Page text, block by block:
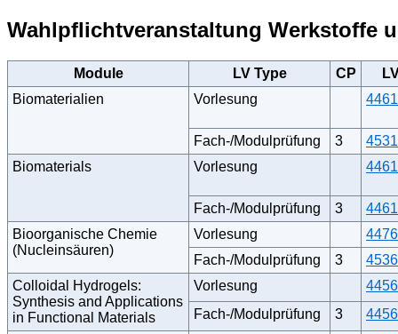
Wahlpflichtveranstaltung Werkstoffe
Module LV Type CP
Biomaterialien
Vorlesung
Fach-/Modulprüfung 3
Biomaterials
Vorlesung
Fach-/Modulprüfung 3
Bioorganische Chemie
(Nucleinsäuren)
Vorlesung
Fach-/Modulprüfung
3
Colloidal Hydrogels:
Synthesis and Applications
in Functional Materials
Vorlesung
Fach-/Modulprüfung
3